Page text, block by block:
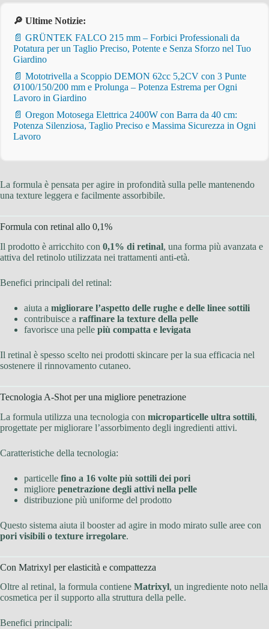
🔎 Ultime Notizie:
📄 GRÜNTEK FALCO 215 mm – Forbici Professionali da
Potatura per un Taglio Preciso, Potente e Senza Sforzo nel Tuo
Giardino
📄 Mototrivella a Scoppio DEMON 62cc 5,2CV con 3 Punte
Ø100/150/200 mm e Prolunga – Potenza Estrema per Ogni
Lavoro in Giardino
📄 Oregon Motosega Elettrica 2400W con Barra da 40 cm:
Potenza Silenziosa, Taglio Preciso e Massima Sicurezza in Ogni
Lavoro
La formula è pensata per agire in profondità sulla pelle mantenendo
una texture leggera e facilmente assorbibile.
Formula con retinal allo 0,1%
Il prodotto è arricchito con 0,1% di retinal, una forma più avanzata e
attiva del retinolo utilizzata nei trattamenti anti-età.
Benefici principali del retinal:
aiuta a migliorare l’aspetto delle rughe e delle linee sottili
contribuisce a raffinare la texture della pelle
favorisce una pelle più compatta e levigata
Il retinal è spesso scelto nei prodotti skincare per la sua efficacia nel
sostenere il rinnovamento cutaneo.
Tecnologia A-Shot per una migliore penetrazione
La formula utilizza una tecnologia con microparticelle ultra sottili,
progettate per migliorare l’assorbimento degli ingredienti attivi.
Caratteristiche della tecnologia:
particelle fino a 16 volte più sottili dei pori
migliore penetrazione degli attivi nella pelle
distribuzione più uniforme del prodotto
Questo sistema aiuta il booster ad agire in modo mirato sulle aree con
pori visibili o texture irregolare.
Con Matrixyl per elasticità e compattezza
Oltre al retinal, la formula contiene Matrixyl, un ingrediente noto nella
cosmetica per il supporto alla struttura della pelle.
Benefici principali: